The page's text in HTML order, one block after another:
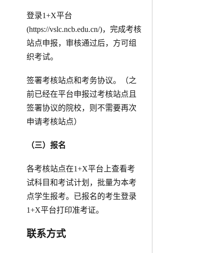
登录1+X平台
(https://vslc.ncb.edu.cn/)，完成考核
站点申报，审核通过后，方可组
织考试。
签署考核站点和考务协议。（之
前已经在平台申报过考核站点且
签署协议的院校，则不需要再次
申请考核站点）
（三）报名
各考核站点在1+X平台上查看考
试科目和考试计划，批量为本考
点学生报考。已报名的考生登录
1+X平台打印准考证。
联系方式